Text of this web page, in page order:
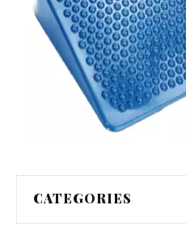
CATEGORIES